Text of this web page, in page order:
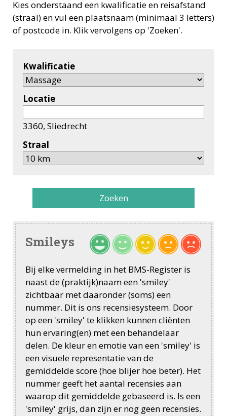
Kies onderstaand een kwalificatie en reisafstand
(straal) en vul een plaatsnaam (minimaal 3 letters)
of postcode in. Klik vervolgens op 'Zoeken'.
Kwalificatie
Locatie
3360, Sliedrecht
Straal
Zoeken
Smileys
Bij elke vermelding in het BMS-Register is
naast de (praktijk)naam een 'smiley'
zichtbaar met daaronder (soms) een
nummer. Dit is ons recensiesysteem. Door
op een 'smiley' te klikken kunnen cliënten
hun ervaring(en) met een behandelaar
delen. De kleur en emotie van een 'smiley' is
een visuele representatie van de
gemiddelde score (hoe blijer hoe beter). Het
nummer geeft het aantal recensies aan
waarop dit gemiddelde gebaseerd is. Is een
'smiley' grijs, dan zijn er nog geen recensies.